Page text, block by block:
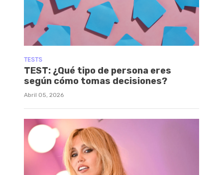
TESTS
TEST: ¿Qué tipo de persona eres
según cómo tomas decisiones?
Abril 05, 2026